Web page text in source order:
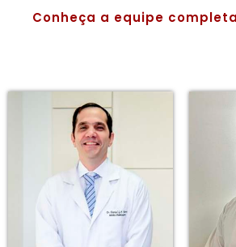
Conheça a equipe